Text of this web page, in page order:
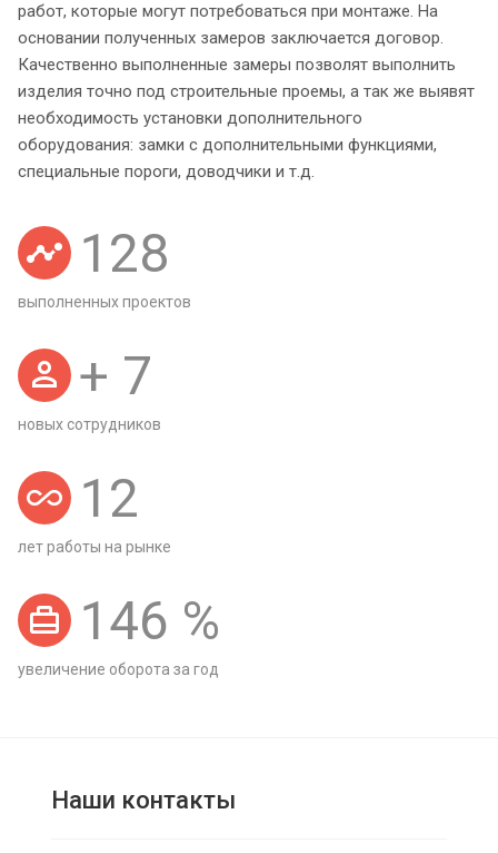
работ, которые могут потребоваться при монтаже. На
основании полученных замеров заключается договор.
Качественно выполненные замеры позволят выполнить
изделия точно под строительные проемы, а так же выявят
необходимость установки дополнительного
оборудования: замки с дополнительными функциями,
специальные пороги, доводчики и т.д.
128
выполненных проектов
+ 7
новых сотрудников
12
лет работы на рынке
146 %
увеличение оборота за год
Наши контакты